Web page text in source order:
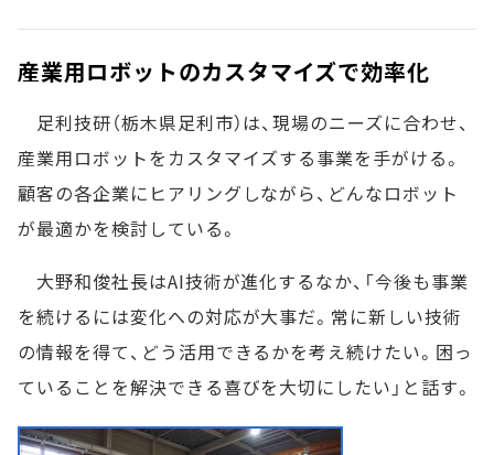
産業用ロボットのカスタマイズで効率化
足利技研（栃木県足利市）は、現場のニーズに合わせ、
産業用ロボットをカスタマイズする事業を手がける。
顧客の各企業にヒアリングしながら、どんなロボット
が最適かを検討している。
大野和俊社長はAI技術が進化するなか、「今後も事業
を続けるには変化への対応が大事だ。常に新しい技術
の情報を得て、どう活用できるかを考え続けたい。困っ
ていることを解決できる喜びを大切にしたい」と話す。